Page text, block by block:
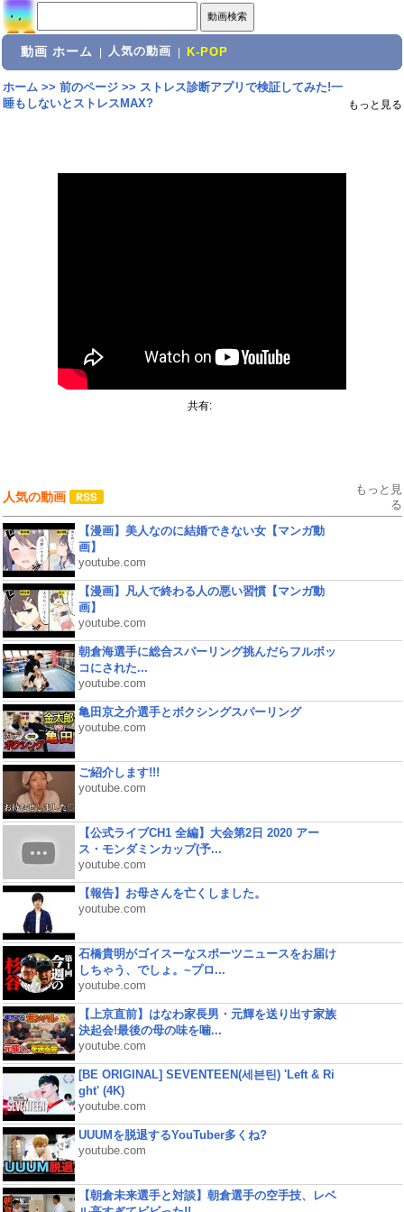
動画 ホーム 人気の動画 K-POP
ホーム>> 前のページ>> ストレス診断アプリで検証してみた!一
睡もしないとストレスMAX?
もっと見る
共有:
人気の動画
もっと見
る
【漫画】美人なのに結婚できない女【マンガ動
画】
youtube.com
【漫画】凡人で終わる人の悪い習慣【マンガ動
画】
youtube.com
朝倉海選手に総合スパーリング挑んだらフルボッ
コにされた...
youtube.com
亀田京之介選手とボクシングスパーリング
youtube.com
ご紹介します!!!
youtube.com
【公式ライブCH1 全編】大会第2日 2020 アー
ス・モンダミンカップ(予...
youtube.com
【報告】お母さんを亡くしました。
youtube.com
石橋貴明がゴイスーなスポーツニュースをお届け
しちゃう、でしょ。~プロ...
youtube.com
【上京直前】はなわ家長男・元輝を送り出す家族
決起会!最後の母の味を噛...
youtube.com
[BE ORIGINAL] SEVENTEEN(세븐틴) 'Left & Ri
ght' (4K)
youtube.com
UUUMを脱退するYouTuber多くね?
youtube.com
【朝倉未来選手と対談】朝倉選手の空手技、レベ